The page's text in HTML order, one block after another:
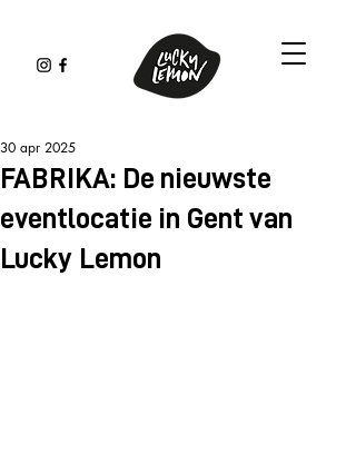
FABRIKA: De nieuwste
eventlocatie in Gent van
Lucky Lemon
30 apr 2025